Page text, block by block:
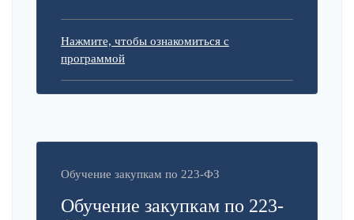
Нажмите, чтобы ознакомиться с
программой
Обучение закупкам по 223-ФЗ
Обучение закупкам по 223-